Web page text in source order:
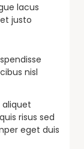
lacus
justo
nisl
risus sed
eget duis